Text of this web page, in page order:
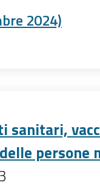
2024)
sanitari,
persone